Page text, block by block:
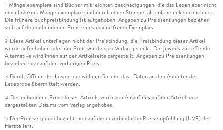
1 Mängelexemplare sind Bücher mit leichten Beschädigungen, die das Lesen aber nicht
einschränken. Mängelexemplare sind durch einen Stempel als solche gekennzeichnet.
Die frühere Buchpreisbindung ist aufgehoben. Angaben zu Preissenkungen beziehen
sich auf den gebundenen Preis eines mangelfreien Exemplars.
2 Diese Artikel unterliegen nicht der Preisbindung, die Preisbindung dieser Artikel
wurde aufgehoben oder der Preis wurde vom Verlag gesenkt. Die jeweils zutreffende
Alternative wird Ihnen auf der Artikelseite dargestellt. Angaben zu Preissenkungen
beziehen sich auf den vorherigen Preis.
3 Durch Öffnen der Leseprobe willigen Sie ein, dass Daten an den Anbieter der
Leseprobe übermittelt werden.
4 Der gebundene Preis dieses Artikels wird nach Ablauf des auf der Artikelseite
dargestellten Datums vom Verlag angehoben.
5 Der Preisvergleich bezieht sich auf die unverbindliche Preisempfehlung (UVP) des
Herstellers.